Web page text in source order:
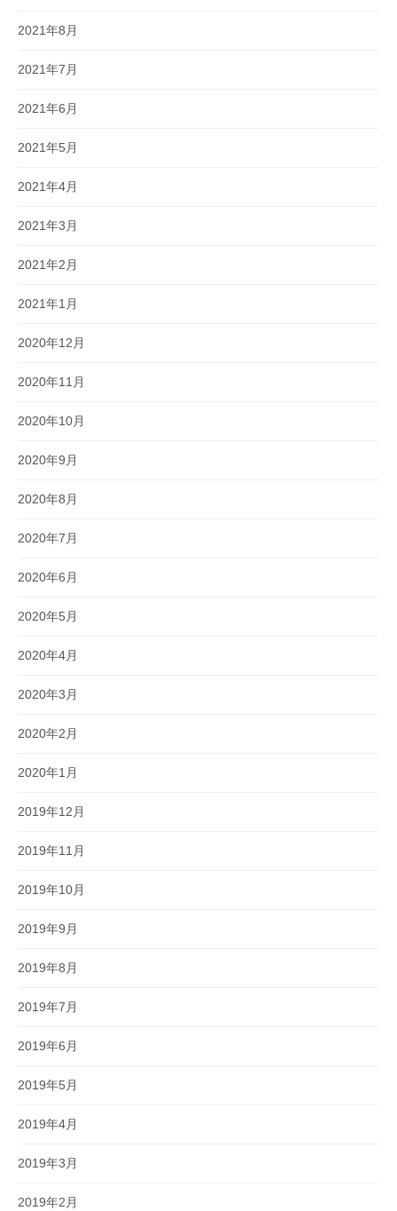
2021年8月
2021年7月
2021年6月
2021年5月
2021年4月
2021年3月
2021年2月
2021年1月
2020年12月
2020年11月
2020年10月
2020年9月
2020年8月
2020年7月
2020年6月
2020年5月
2020年4月
2020年3月
2020年2月
2020年1月
2019年12月
2019年11月
2019年10月
2019年9月
2019年8月
2019年7月
2019年6月
2019年5月
2019年4月
2019年3月
2019年2月